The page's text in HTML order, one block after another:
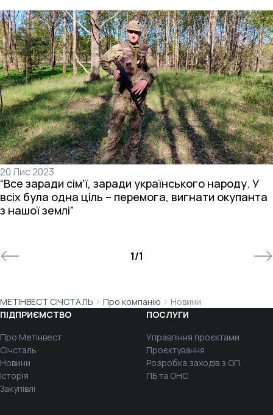
20 Лис 2023
“Все заради сім'ї, заради українського народу. У
всіх була одна ціль – перемога, вигнати окупанта
з нашої землі”
1/1
МЕТІНВЕСТ СІЧСТАЛЬ Про компанію
Новини
ПІДПРИЄМСТВО
Про Метінвест
Січсталь
Новини
Історія
Закупівлі
ПОСЛУГИ
Управління проєктами
Проєктування
Розробка заходів з ОП,
ПБ та ОНС